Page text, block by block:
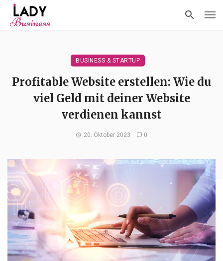
BUSINESS & STARTUP
Profitable Website erstellen: Wie du
viel Geld mit deiner Website
verdienen kannst
20. Oktober 2023 0